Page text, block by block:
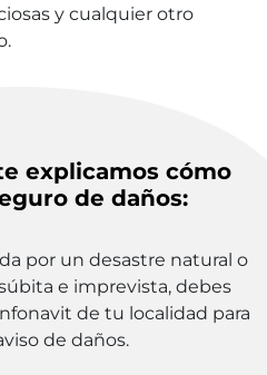
y cualquier otro
explicamos cómo
de daños:
por un desastre natural o
e imprevista, debes
de tu localidad para
de daños.